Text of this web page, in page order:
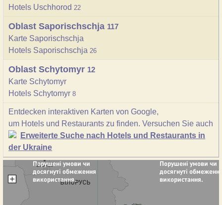
Hotels Uschhorod 22
Oblast Saporischschja 117
Karte Saporischschja
Hotels Saporischschja 26
Oblast Schytomyr 12
Karte Schytomyr
Hotels Schytomyr 8
Entdecken interaktiven Karten von Google,
um Hotels und Restaurants zu finden. Versuchen Sie auch
Erweiterte Suche nach Hotels und Restaurants in
der Ukraine